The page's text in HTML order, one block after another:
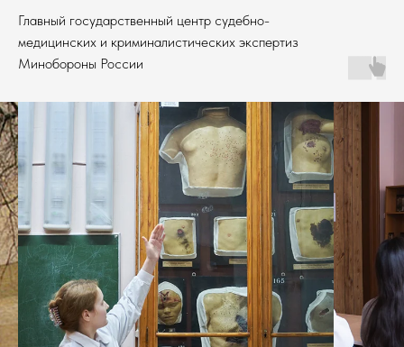
Главный государственный центр судебно-
медицинских и криминалистических экспертиз
Минобороны России